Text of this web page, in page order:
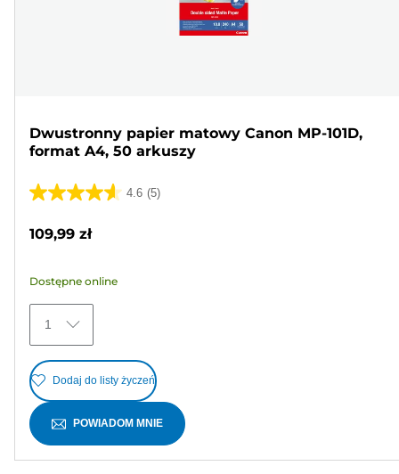
Dwustronny papier matowy Canon MP-101D,
format A4, 50 arkuszy
4.6 (5)
4.6
5
Recenzji
109,99 zł
Dostępne online
1
Dodaj do listy życzeń
POWIADOM MNIE